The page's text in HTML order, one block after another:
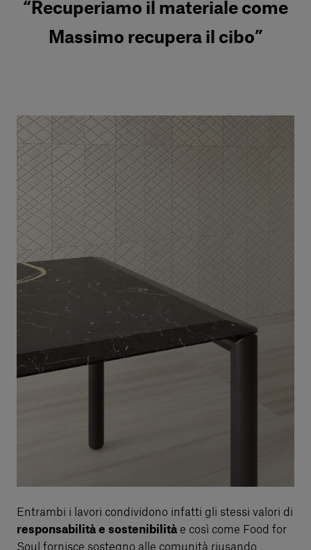
“Recuperiamo il materiale come
Massimo recupera il cibo”
Entrambi i lavori condividono infatti gli stessi valori di
responsabilità e sostenibilità e così come Food for
Soul fornisce sostegno alle comunità riusando